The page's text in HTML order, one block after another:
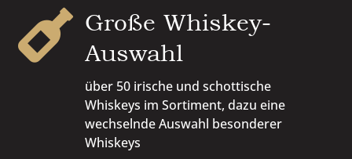
 Große Whiskey-
Auswahl
über 50 irische und schottische
Whiskeys im Sortiment, dazu eine
wechselnde Auswahl besonderer
Whiskeys